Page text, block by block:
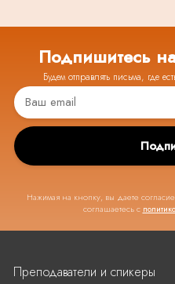
Подпишитесь
Будем отправлять письма, где
Нажимая на кнопку, вы даете
соглашаетесь с
Преподаватели и спикеры